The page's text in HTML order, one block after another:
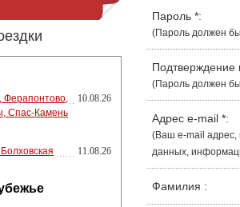
Ферапонтово,
Спас-Камень
10.08.26
11.08.26
Пароль *:
(Пароль должен
(Пароль должен
Адрес e-mail *:
(Ваш e-mail адрес,
данных,
Фамилия :